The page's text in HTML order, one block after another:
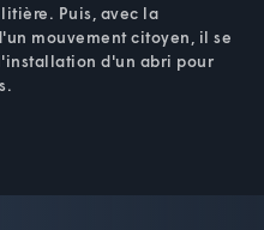
Puis, avec la
mouvement citoyen, il se
d'un abri pour